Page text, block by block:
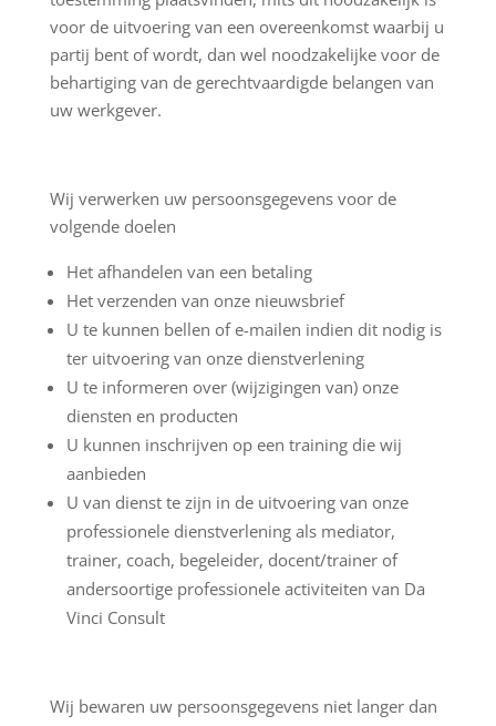
voor de uitvoering van een overeenkomst waarbij u
partij bent of wordt, dan wel noodzakelijke voor de
behartiging van de gerechtvaardigde belangen van
uw werkgever.
Wij verwerken uw persoonsgegevens voor de
volgende doelen
Het afhandelen van een betaling
Het verzenden van onze nieuwsbrief
U te kunnen bellen of e-mailen indien dit nodig is
ter uitvoering van onze dienstverlening
U te informeren over (wijzigingen van) onze
diensten en producten
U kunnen inschrijven op een training die wij
aanbieden
U van dienst te zijn in de uitvoering van onze
professionele dienstverlening als mediator,
trainer, coach, begeleider, docent/trainer of
andersoortige professionele activiteiten van Da
Vinci Consult
Wij bewaren uw persoonsgegevens niet langer dan